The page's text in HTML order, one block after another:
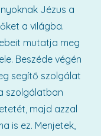
Jézus a
a világba.
mutatja meg
Beszéde végén
segítő szolgálat
szolgálatban
majd azzal
is ez. Menjetek,